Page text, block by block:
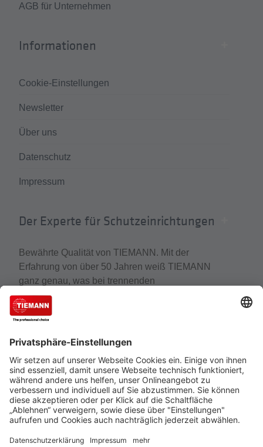
AGB für Unternehmen
Informationen
Cookie-Einstellungen
Newsletter
Über uns
Datenschutz
Impressum
Der Experte für Schutzeinrichtungen
Bewährte Qualität von TIEMANN. Mit der
Erfahrung von über 50 Jahren weiß TIEMANN
ganz genau, was bei trennenden
Distanzschutzeinrichtungen wirklich zählt. Der
Experte für Schutzeinrichtungen, Schutzzäune und
Gittertrennwände gehört zu den führenden
Unternehmen, wenn es um den Schutz von
Mensch, Maschine und Anlagen geht.
Cookie-Einstellungen Über uns
TIEMANN - Fachhändler werden
Versand und Zahlungsbedingungen
Datenschutz Impressum
Verkauf nur an Unternehmer, Gewerbetreibende, Freiberufler